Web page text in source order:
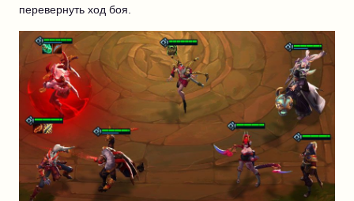
перевернуть ход боя.